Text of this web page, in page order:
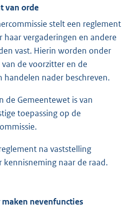
van orde
stelt een reglement
haar vergaderingen en andere
vast. Hierin worden onder
de voorzitter en de
handelen nader beschreven.
de Gemeentewet is van
toepassing op de
na vaststelling
kennisneming naar de raad.
nevenfuncties